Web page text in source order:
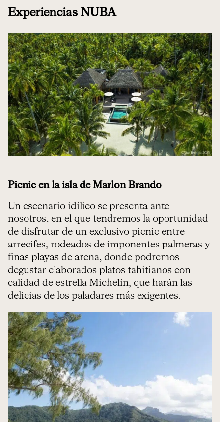
Experiencias NUBA
Picnic en la isla de Marlon Brando
Un escenario idílico se presenta ante
nosotros, en el que tendremos la oportunidad
de disfrutar de un exclusivo picnic entre
arrecifes, rodeados de imponentes palmeras y
finas playas de arena, donde podremos
degustar elaborados platos tahitianos con
calidad de estrella Michelín, que harán las
delicias de los paladares más exigentes.